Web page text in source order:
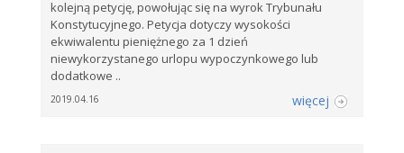
kolejną petycję, powołując się na wyrok Trybunału
Konstytucyjnego. Petycja dotyczy wysokości
ekwiwalentu pieniężnego za 1 dzień
niewykorzystanego urlopu wypoczynkowego lub
dodatkowe ..
2019.04.16 więcej